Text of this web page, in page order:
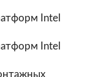
Intel
Intel